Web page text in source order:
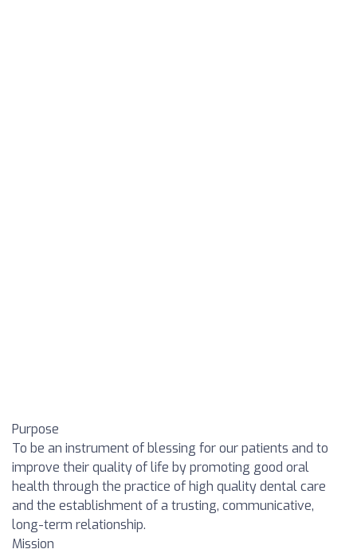
Purpose
To be an instrument of blessing for our patients and to
improve their quality of life by promoting good oral
health through the practice of high quality dental care
and the establishment of a trusting, communicative,
long-term relationship.
Mission